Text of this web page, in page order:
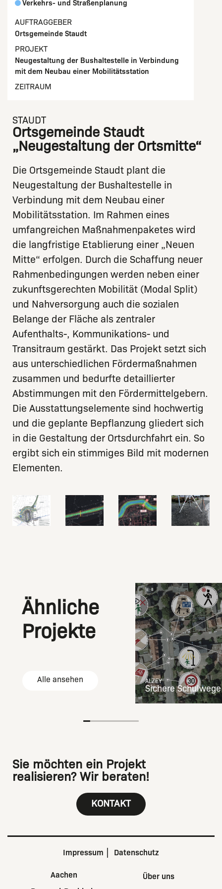
Verkehrs- und Straßenplanung
AUFTRAGGEBER
Ortsgemeinde Staudt
PROJEKT
Neugestaltung der Bushaltestelle in Verbindung
mit dem Neubau einer Mobilitätsstation
ZEITRAUM
STAUDT
Ortsgemeinde Staudt
„Neugestaltung der Ortsmitte“
Die Ortsgemeinde Staudt plant die
Neugestaltung der Bushaltestelle in
Verbindung mit dem Neubau einer
Mobilitätsstation. Im Rahmen eines
umfangreichen Maßnahmenpaketes wird
die langfristige Etablierung einer „Neuen
Mitte“ erfolgen. Durch die Schaffung neuer
Rahmenbedingungen werden neben einer
zukunftsgerechten Mobilität (Modal Split)
und Nahversorgung auch die sozialen
Belange der Fläche als zentraler
Aufenthalts-, Kommunikations- und
Transitraum gestärkt. Das Projekt setzt sich
aus unterschiedlichen Fördermaßnahmen
zusammen und bedurfte detaillierter
Abstimmungen mit den Fördermittelgebern.
Die Ausstattungselemente sind hochwertig
und die geplante Bepflanzung gliedert sich
in die Gestaltung der Ortsdurchfahrt ein. So
ergibt sich ein stimmiges Bild mit modernen
Elementen.
Ähnliche
Projekte
Alle ansehen ALZEY
Sichere Schulwege
Sie möchten ein Projekt
realisieren? Wir beraten!
KONTAKT
Impressum Datenschutz
Aachen
Über uns